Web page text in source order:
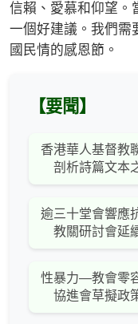
信賴、愛慕和仰望。
一個好建議。我們需
國民情的感恩節。
【要聞】
香港華人基督教
剖析詩篇文本
逾三十堂會響應
教關研討會延
性暴力—教會零
協進會草擬政